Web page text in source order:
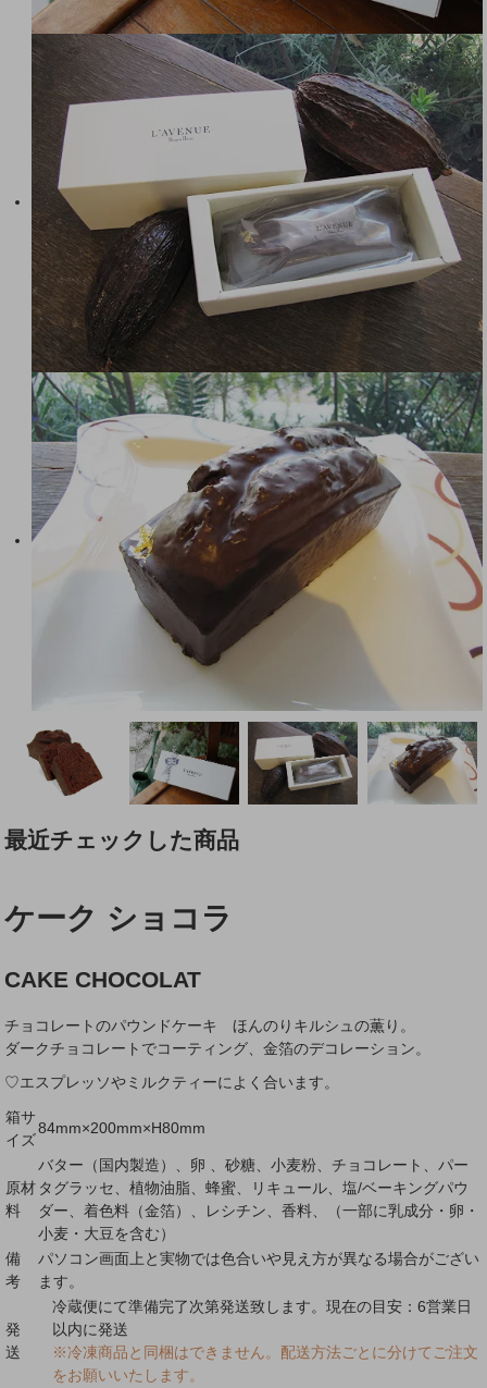
最近チェックした商品
ケーク ショコラ
CAKE CHOCOLAT
チョコレートのパウンドケーキ ほんのりキルシュの薫り。
ダークチョコレートでコーティング、金箔のデコレーション。
♡エスプレッソやミルクティーによく合います。
箱サ
イズ
84mm×200mm×H80mm
原材
料
バター（国内製造）、卵 、砂糖、小麦粉、チョコレート、パー
タグラッセ、植物油脂、蜂蜜、リキュール、塩/ベーキングパウ
ダー、着色料（金箔）、レシチン、香料、（一部に乳成分・卵・
小麦・大豆を含む）
備
考
パソコン画面上と実物では色合いや見え方が異なる場合がござい
ます。
発
送
冷蔵便にて準備完了次第発送致します。現在の目安：6営業日
以内に発送
※冷凍商品と同梱はできません。配送方法ごとに分けてご注文
をお願いいたします。